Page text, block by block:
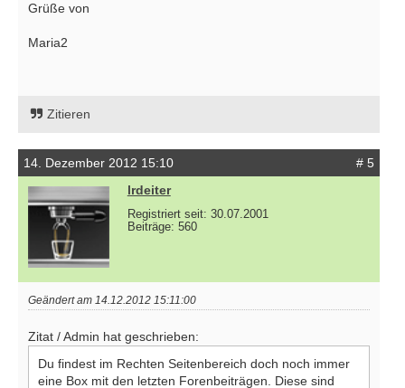
Grüße von
Maria2
Zitieren
14. Dezember 2012 15:10
# 5
lrdeiter
Registriert seit: 30.07.2001
Beiträge: 560
Geändert am 14.12.2012 15:11:00
Zitat / Admin hat geschrieben:
Du findest im Rechten Seitenbereich doch noch immer
eine Box mit den letzten Forenbeiträgen. Diese sind